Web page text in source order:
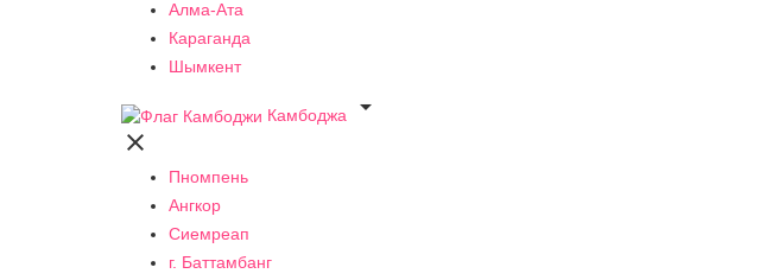
Алма-Ата
Караганда
Шымкент
Камбоджа


Пномпень
Ангкор
Сиемреап
г. Баттамбанг